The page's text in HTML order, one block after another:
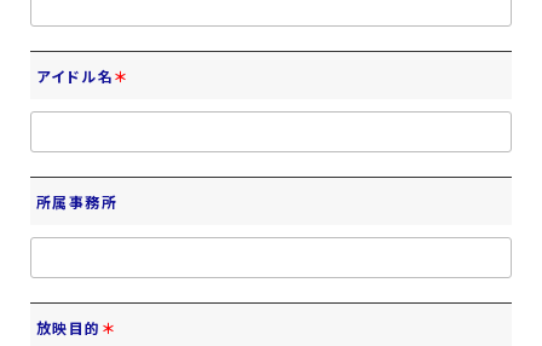
アイドル名＊
所属事務所
放映目的 ＊